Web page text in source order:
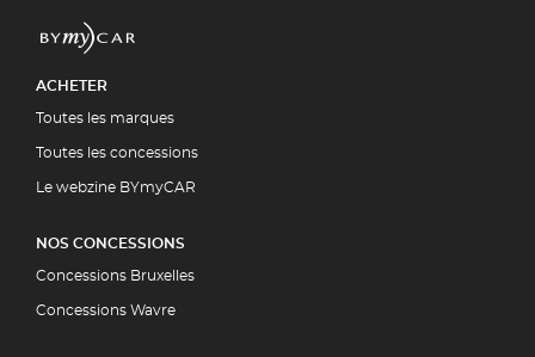
ACHETER
Toutes les marques
Toutes les concessions
Le webzine BYmyCAR
NOS CONCESSIONS
Concessions Bruxelles
Concessions Wavre